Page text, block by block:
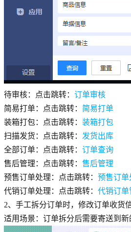
待审核：点击跳转： 订单审核
简易打单：点击跳转： 简易打单
装箱打包：点击跳转： 装箱打包
扫描发货：点击跳转： 发货出库
全部订单：点击跳转： 订单查询
售后管理：点击跳转： 售后管理
预售订单处理：点击跳转： 预售订单
代销订单处理：点击跳转： 代销订单
2、手工拆分订单时，修改订单收货
适用场景：订单拆分后需要寄送到